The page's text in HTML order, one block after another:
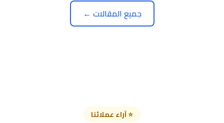
جميع المقالات ←
⭐ آراء عملائنا